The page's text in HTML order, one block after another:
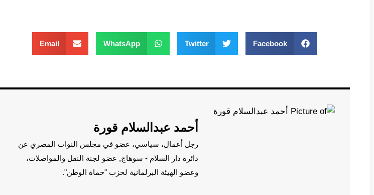
Facebook
Twitter
WhatsApp
Email
أحمد عبدالسلام قورة
رجل أعمال، سياسي، عضو في مجلس النواب المصري عن
دائرة دار السلام - سوهاج, عضو لجنة النقل والمواصلات،
وعضو الهيئة البرلمانية لحزب "حماة الوطن".